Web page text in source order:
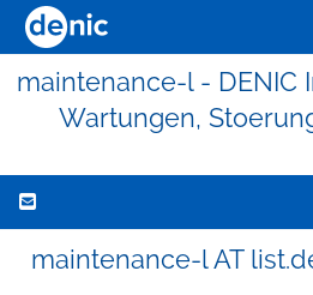
maintenance-l - DENIC
Wartungen,
maintenance-l AT